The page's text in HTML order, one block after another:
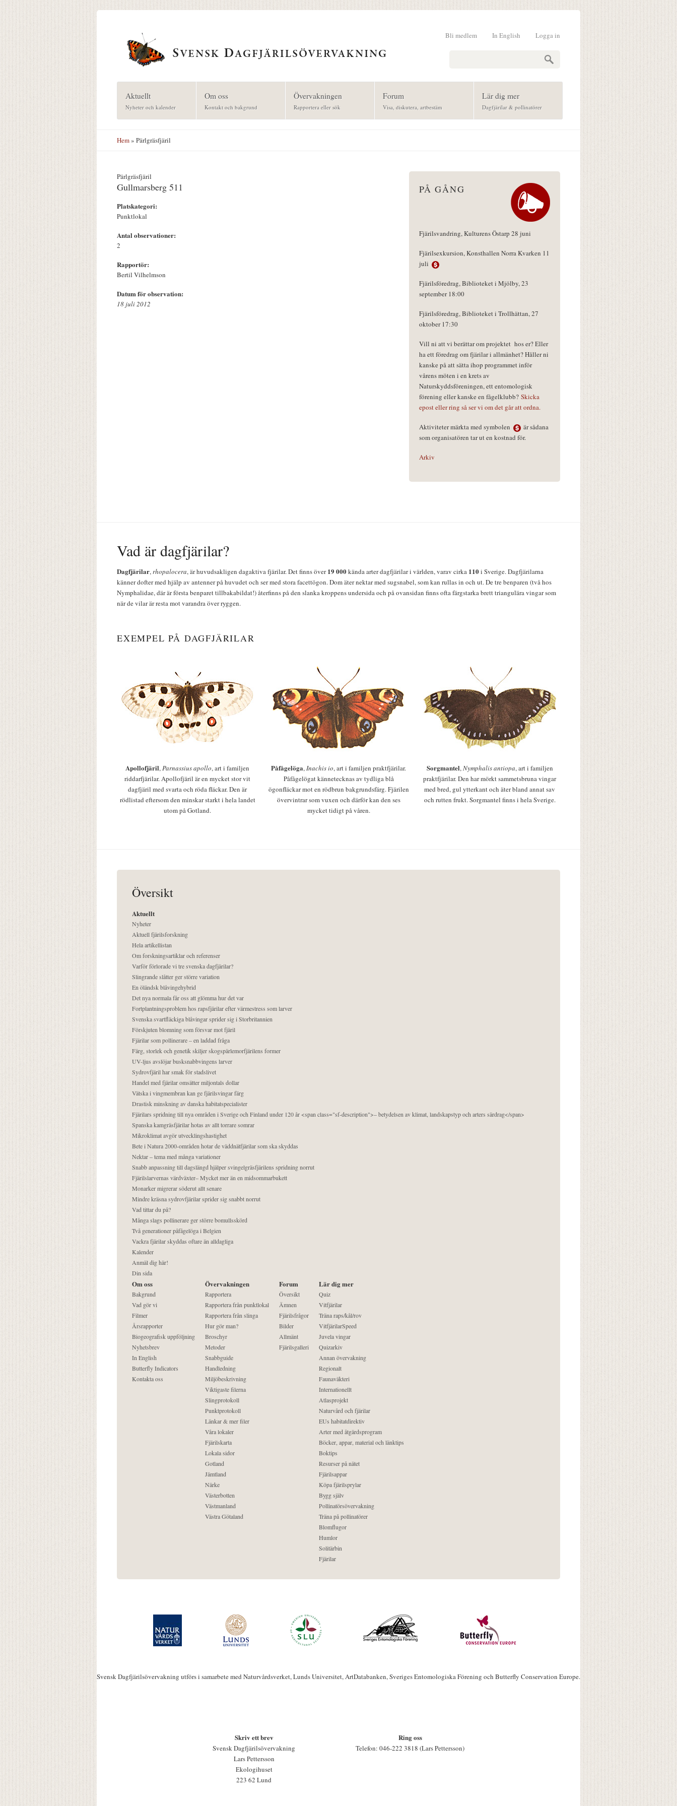
Logga in
In English
Bli medlem
Aktuellt
Nyheter och kalender
Om oss
Kontakt och bakgrund
Övervakningen
Rapportera eller sök
Forum
Visa, diskutera, artbestäm
Lär dig mer
Dagfjärilar & pollinatörer
Hem» Pärlgräsfjäril
Pärlgräsfjäril
Gullmarsberg 511
Platskategori:
Punktlokal
Antal observationer:
2
Rapportör:
Bertil Vilhelmson
Datum för observation:
18 juli 2012
PÅ GÅNG
Fjärilsvandring, Kulturens Östarp 28 juni
Fjärilsexkursion, Konsthallen Norra Kvarken 11
juli
Fjärilsföredrag, Biblioteket i Mjölby, 23
september 18:00
Fjärilsföredrag, Biblioteket i Trollhättan, 27
oktober 17:30
Vill ni att vi berättar om projektet hos er? Eller
ha ett föredrag om fjärilar i allmänhet? Håller ni
kanske på att sätta ihop programmet inför
vårens möten i en krets av
Naturskyddsföreningen, ett entomologisk
förening eller kanske en fågelklubb? Skicka
epost eller ring så ser vi om det går att ordna.
Aktiviteter märkta med symbolen
är sådana
som organisatören tar ut en kostnad för.
Arkiv
Vad är dagfjärilar?
Dagfjärilar,rhopalocera, är huvudsakligen dagaktiva fjärilar. Det finns över19 000kända arter dagfjärilar i världen, varav cirka 110i Sverige. Dagfjärilarna
känner dofter med hjälp av antenner på huvudet och ser med stora facettögon. Dom äter nektar med sugsnabel, som kan rullas in och ut. De tre benparen (två hos
Nymphalidae, där är första benparet tillbakabildat!) återfinns på den slanka kroppens undersida och på ovansidan finns ofta färgstarka brett triangulära vingar som
när de vilar är resta mot varandra över ryggen.
EXEMPEL PÅ DAGFJÄRILAR
Apollofjäril,Parnassius apollo, art i familjen
riddarfjärilar. Apollofjäril är en mycket stor vit
dagfjäril med svarta och röda fläckar. Den är
rödlistad eftersom den minskar starkt i hela landet
utom på Gotland.
Påfågelöga,Inachis io, art i familjen praktfjärilar.
Påfågelögat kännetecknas av tydliga blå
ögonfläckar mot en rödbrun bakgrundsfärg. Fjärilen
övervintrar som vuxen och därför kan den ses
mycket tidigt på våren.
Sorgmantel,Nymphalis antiopa, art i familjen
praktfjärilar. Den har mörkt sammetsbruna vingar
med bred, gul ytterkant och äter bland annat sav
och rutten frukt. Sorgmantel finns i hela Sverige.
Översikt
Aktuellt
Nyheter
Aktuell fjärilsforskning
Hela artikellistan
Om forskningsartiklar och referenser
Varför förlorade vi tre svenska dagfjärilar?
Slingrande slåtter ger större variation
En öländsk blåvingehybrid
Det nya normala får oss att glömma hur det var
Fortplantningsproblem hos rapsfjärilar efter värmestress som larver
Svenska svartfläckiga blåvingar sprider sig i Storbritannien
Förskjuten blomning som försvar mot fjäril
Fjärilar som pollinerare – en laddad fråga
Färg, storlek och genetik skiljer skogspärlemorfjärilens former
UV-ljus avslöjar busksnabbvingens larver
Sydrovfjäril har smak för stadslivet
Handel med fjärilar omsätter miljontals dollar
Vätska i vingmembran kan ge fjärilsvingar färg
Drastisk minskning av danska habitatspecialister
Fjärilars spridning till nya områden i Sverige och Finland under 120 år <span class="sf-description">– betydelsen av klimat, landskapstyp och arters särdrag</span>
Spanska kamgräsfjärilar hotas av allt torrare somrar
Mikroklimat avgör utvecklingshastighet
Bete i Natura 2000-områden hotar de väddnätfjärilar som ska skyddas
Nektar – tema med många variationer
Snabb anpassning till dagslängd hjälper svingelgräsfjärilens spridning norrut
Fjärilslarvernas värdväxter– Mycket mer än en midsommarbukett
Monarker migrerar söderut allt senare
Mindre kräsna sydrovfjärilar sprider sig snabbt norrut
Vad tittar du på?
Många slags pollinerare ger större bomullsskörd
Två generationer påfågelöga i Belgien
Vackra fjärilar skyddas oftare än alldagliga
Kalender
Anmäl dig här!
Din sida
Om oss
Bakgrund
Vad gör vi
Filmer
Årsrapporter
Biogeografisk uppföljning
Nyhetsbrev
In English
Butterfly Indicators
Kontakta oss
Övervakningen
Rapportera
Rapportera från punktlokal
Rapportera från slinga
Hur gör man?
Broschyr
Metoder
Snabbguide
Handledning
Miljöbeskrivning
Viktigaste filerna
Slingprotokoll
Punktprotokoll
Länkar & mer filer
Våra lokaler
Fjärilskarta
Lokala sidor
Gotland
Jämtland
Närke
Västerbotten
Västmanland
Västra Götaland
Forum
Översikt
Ämnen
Fjärilsfrågor
Bilder
Allmänt
Fjärilsgalleri
Lär dig mer
Quiz
Vitfjärilar
Träna raps/kål/rov
VitfjärilarSpeed
Juvela vingar
Quizarkiv
Annan övervakning
Regionalt
Faunaväkteri
Internationellt
Atlasprojekt
Naturvård och fjärilar
EUs habitatdirektiv
Arter med åtgärdsprogram
Böcker, appar, material och länktips
Boktips
Resurser på nätet
Fjärilsappar
Köpa fjärilsprylar
Bygg själv
Pollinatörsövervakning
Träna på pollinatörer
Blomflugor
Humlor
Solitärbin
Fjärilar
Svensk Dagfjärilsövervakning utförs i samarbete med Naturvårdsverket, Lunds Universitet, ArtDatabanken, Sveriges Entomologiska Förening och Butterfly Conservation Europe.
Skriv ett brev
Svensk Dagfjärilsövervakning
Lars Pettersson
Ekologihuset
223 62 Lund
Ring oss
Telefon: 046-222 3818 (Lars Pettersson)